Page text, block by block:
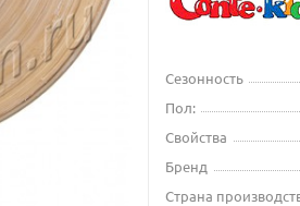
Сезонность
Пол:
Свойства
Бренд
Страна